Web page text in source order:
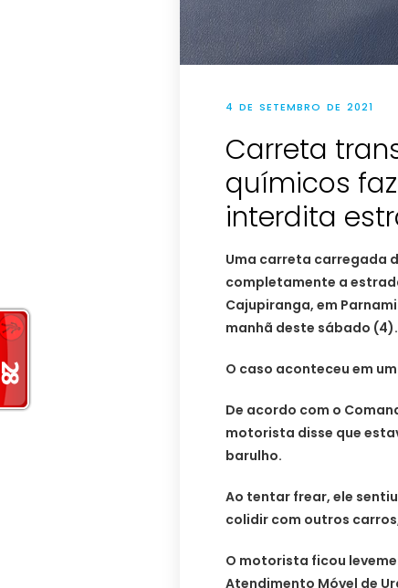
4 DE SETEMBRO DE 2021
Carreta
químicos
interdita
Uma carreta carregada
completamente a
Cajupiranga, em
manhã deste sábado (4).
O caso aconteceu em
De acordo com o
motorista disse que
barulho.
Ao tentar frear, ele
colidir com outros
O motorista ficou
Atendimento Móvel de